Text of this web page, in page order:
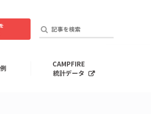
CAMPFIRE
統計データ